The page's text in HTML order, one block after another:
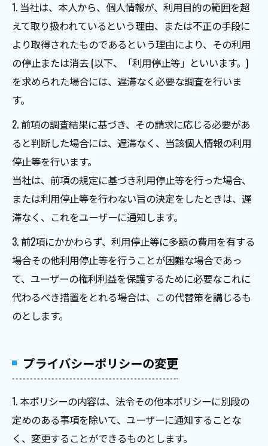
1. 当社は、本人から、個人情報が、利用目的の範囲を超
えて取り扱われているという理由、または不正の手段に
より取得されたものであるという理由により、その利用
の停止または消去 (以下、「利用停止等」といいます。)
を求められた場合には、遅滞なく必要な調査を行いま
す。
2. 前項の調査結果に基づき、その請求に応じる必要があ
ると判断した場合には、遅滞なく、当該個人情報の利用
停止等を行います。
当社は、前項の規定に基づき利用停止等を行った場合、
または利用停止等を行わない旨の決定をしたときは、遅
滞なく、これをユーザーに通知します。
3. 前2項にかかわらず、利用停止等に多額の費用を有する
場合その他利用停止等を行うことが困難な場合であっ
て、ユーザーの権利利益を保護するために必要なこれに
代わるべき措置をとれる場合は、この代替策を講じるも
のとします。
プライバシーポリシーの変更
1. 本ポリシーの内容は、法令その他本ポリシーに別段の
定めのある事項を除いて、ユーザーに通知することな
く、変更することができるものとします。